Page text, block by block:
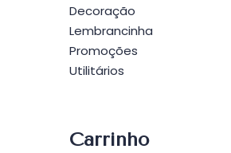
Decoração
Lembrancinha
Promoções
Utilitários
Carrinho